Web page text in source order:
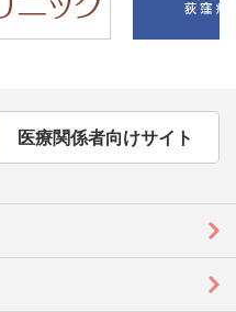
医療関係者向けサイト